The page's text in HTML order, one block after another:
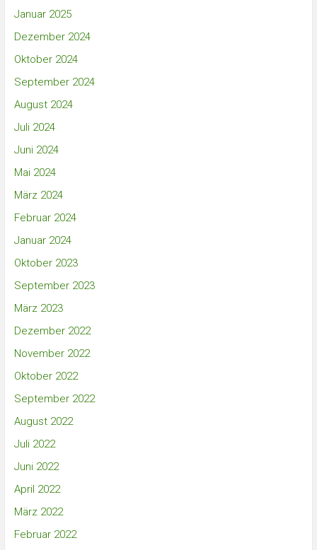
Januar 2025
Dezember 2024
Oktober 2024
September 2024
August 2024
Juli 2024
Juni 2024
Mai 2024
März 2024
Februar 2024
Januar 2024
Oktober 2023
September 2023
März 2023
Dezember 2022
November 2022
Oktober 2022
September 2022
August 2022
Juli 2022
Juni 2022
April 2022
März 2022
Februar 2022